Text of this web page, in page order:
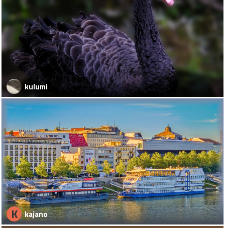
kulumi
K kajano